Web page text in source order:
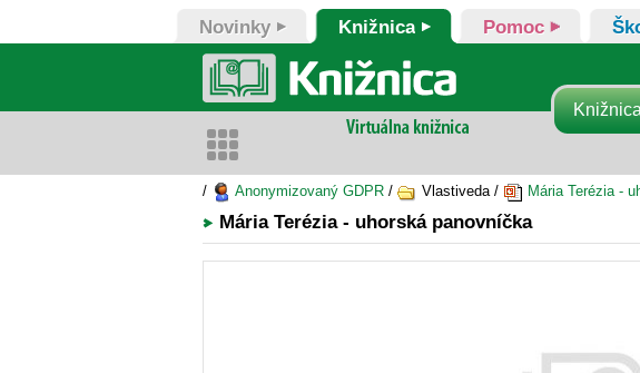
Novinky Knižnica Pomoc
/ Anonymizovaný GDPR / Vlastiveda / Mária Terézia -
Mária Terézia - uhorská panovníčka